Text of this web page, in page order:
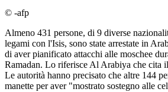
© -afp
Almeno 431 persone, di 9 diverse
legami con l'Isis, sono state arrestate in
di aver pianificato attacchi alle moschee
Ramadan. Lo riferisce Al Arabiya che cita
Le autorità hanno precisato che altre 144
manette per aver "mostrato sostegno alle